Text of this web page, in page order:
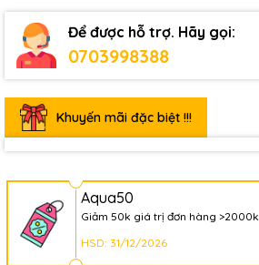
Để được hỗ trợ. Hãy gọi:
0703998388
Khuyến mãi đặc biệt !!!
Aqua50
Giảm 50k giá trị đơn hàng >2000k
HSD: 31/12/2026